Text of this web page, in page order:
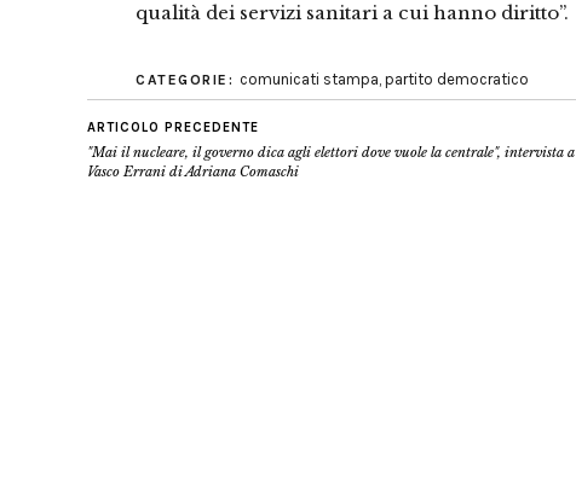
qualità dei servizi sanitari a cui hanno diritto”.
CATEGORIE: comunicati stampa, partito democratico
ARTICOLO PRECEDENTE
"Mai il nucleare, il governo dica agli elettori dove vuole la centrale", intervista a
Vasco Errani di Adriana Comaschi